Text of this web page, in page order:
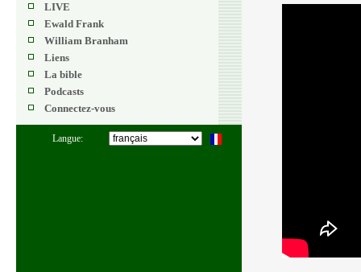
LIVE
Ewald Frank
William Branham
Liens
La bible
Podcasts
Connectez-vous
Langue: